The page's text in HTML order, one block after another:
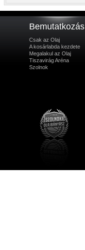
Bemutatkozás
Csak az Olaj
A kosárlabda kezdete
Megalakul az Olaj
Tiszavirág Aréna
Szolnok